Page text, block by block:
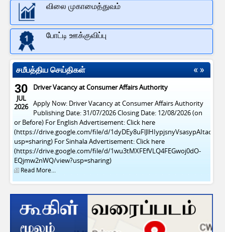
விலை முகாமைத்துவம்
போட்டி ஊக்குவிப்பு
சமீபத்திய செய்திகள்
30
JUL
2026
Driver Vacancy at Consumer Affairs Authority
Apply Now: Driver Vacancy at Consumer Affairs Authority
Publishing Date: 31/07/2026 Closing Date: 12/08/2026 (on
or Before) For English Advertisement: Click here
(https://drive.google.com/file/d/1dyDEy8uFlJlHIypjsnyVsasypAItacFl/
usp=sharing) For Sinhala Advertisement: Click here
(https://drive.google.com/file/d/1wu3tMXFEfVLQ4FEGwoj0dO-
EQjmw2nWQ/view?usp=sharing)
Read More...